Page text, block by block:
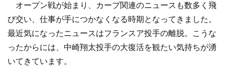
オープン戦が始まり、カープ関連のニュースも数多く飛
び交い、仕事が手につかなくなる時期となってきました。
最近気になったニュースはフランスア投手の離脱。こうな
ったからには、中崎翔太投手の大復活を観たい気持ちが湧
いてきています。